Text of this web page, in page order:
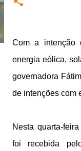
Com a intenção
energia eólica,
governadora
de intenções com
Nesta quarta-
foi recebida